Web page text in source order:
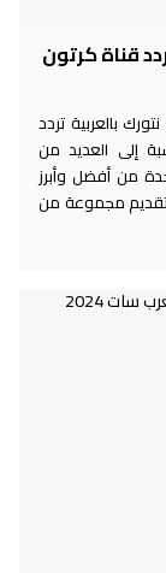
نتورك الجديد احدث تردد 2025 تردد قناة كرتون
بالعربية تردد
إلى العديد من
من أفضل وأبرز
تقديم مجموعة من